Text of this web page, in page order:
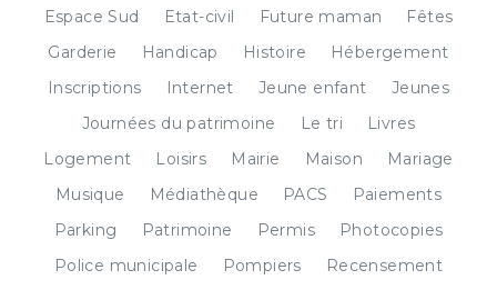
Espace Sud
Etat-civil Future maman
Fêtes
Garderie
Handicap Histoire
Hébergement
Inscriptions
Internet Jeune enfant
Jeunes
Journées du patrimoine
Le tri
Livres
Logement
Loisirs Mairie Maison
Mariage
Musique
Médiathèque PACS
Paiements
Parking
Patrimoine Permis
Photocopies
Police municipale
Pompiers
Recensement